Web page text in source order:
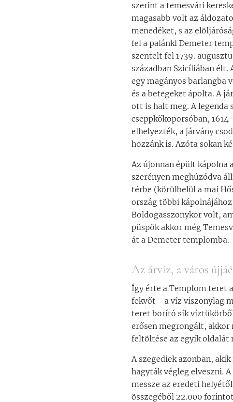
szerint a temesvári
magasabb volt az
menedéket, s az
fel a palánki Demeter
szentelt fel 1739.
században Szicíliában
egy magányos barlangba
és a betegeket ápolta. A
ott is halt meg. A legenda
cseppkőkoporsóban,
elhelyezték, a járvány
hozzánk is. Azóta sokan
Az újonnan épült kápolna
szerényen meghúzódva
térbe (körülbelül a mai
ország többi
Boldogasszonykor volt,
püspök akkor még
át a Demeter templomba.
Az árvíz, a város
Így érte a Templom teret
fekvőt - a víz viszonylag
teret borító sík
erősen megrongált, akkor
feltöltése az egyik oldalát
A szegediek azonban,
hagyták végleg elveszni.
messze az eredeti
összegéből 22.000